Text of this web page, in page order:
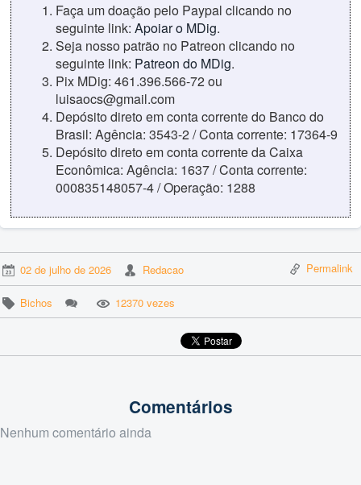
Faça um doação pelo Paypal clicando no
seguinte link: Apoiar o MDig.
Seja nosso patrão no Patreon clicando no
seguinte link: Patreon do MDig.
Pix MDig: 461.396.566-72 ou
luisaocs@gmail.com
Depósito direto em conta corrente do Banco do
Brasil: Agência: 3543-2 / Conta corrente: 17364-9
Depósito direto em conta corrente da Caixa
Econômica: Agência: 1637 / Conta corrente:
000835148057-4 / Operação: 1288
02 de julho de 2026 Redacao Permalink
Bichos 12370 vezes
Comentários
Nenhum comentário ainda